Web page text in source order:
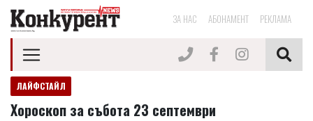
ЗА НАС АБОНАМЕНТ РЕКЛАМА
ЛАЙФСТАЙЛ
Хороскоп за събота 23 септември